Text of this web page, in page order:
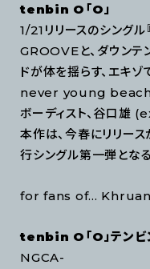
tenbin O「O」
1/21リリースのシングル
GROOVEと、ダウンテ
ドが体を揺らす、エキゾ
never young beach
ボーディスト、谷口雄
本作は、今春にリリー
行シングル第一弾となる
for fans of...
tenbin O「O」テンビ
NGCA-